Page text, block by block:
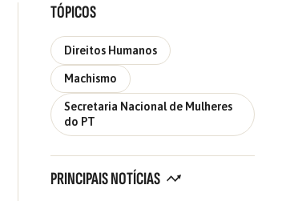
TÓPICOS
Direitos Humanos
Machismo
Secretaria Nacional de Mulheres
do PT
PRINCIPAIS NOTÍCIAS